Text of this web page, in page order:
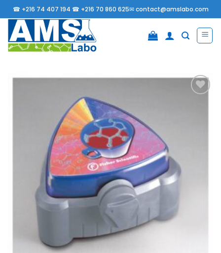
Passer
au
contenu
☎ +216 74 407 194 ☎ +216 70 860 625✉contact@amslabo.com